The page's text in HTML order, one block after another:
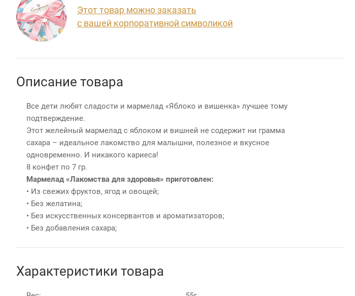
Этот товар можно заказать
с вашей корпоративной символикой
Описание товара
Все дети любят сладости и мармелад «Яблоко и вишенка» лучшее тому
подтверждение.
Этот желейный мармелад с яблоком и вишней не содержит ни грамма
сахара – идеальное лакомство для малышни, полезное и вкусное
одновременно. И никакого кариеса!
8 конфет по 7 гр.
Мармелад «Лакомства для здоровья» приготовлен:
• Из свежих фруктов, ягод и овощей;
• Без желатина;
• Без искусственных консервантов и ароматизаторов;
• Без добавления сахара;
Характеристики товара